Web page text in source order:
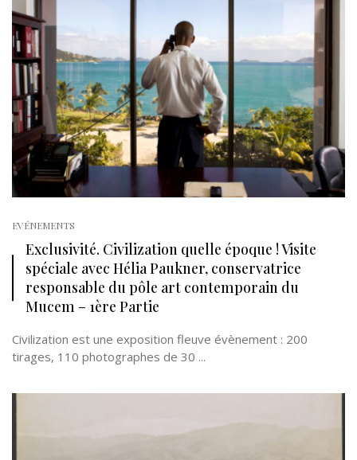
EVÉNEMENTS
Exclusivité. Civilization quelle époque ! Visite
spéciale avec Hélia Paukner, conservatrice
responsable du pôle art contemporain du
Mucem – 1ère Partie
Civilization est une exposition fleuve évènement : 200
tirages, 110 photographes de 30 ...